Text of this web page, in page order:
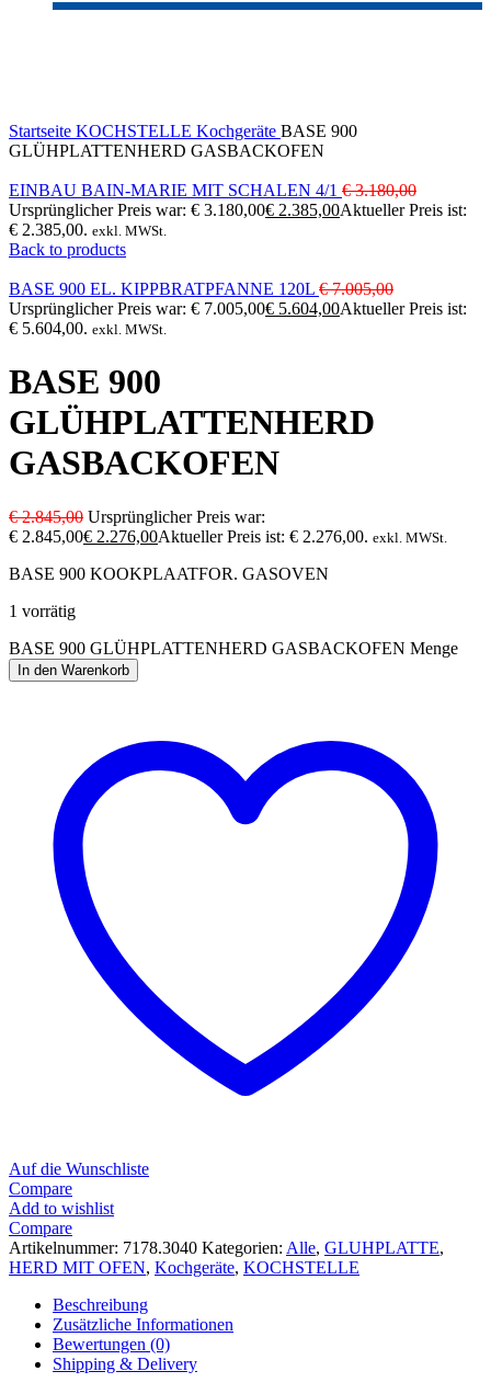
Startseite KOCHSTELLE Kochgeräte BASE 900
GLÜHPLATTENHERD GASBACKOFEN
EINBAU BAIN-MARIE MIT SCHALEN 4/1 €3.180,00
Ursprünglicher Preis war: € 3.180,00€ 2.385,00Aktueller Preis ist:
€ 2.385,00. exkl. MWSt.
Back to products
BASE 900 EL. KIPPBRATPFANNE 120L €7.005,00
Ursprünglicher Preis war: € 7.005,00€ 5.604,00Aktueller Preis ist:
€ 5.604,00. exkl. MWSt.
BASE 900
GLÜHPLATTENHERD
GASBACKOFEN
€2.845,00 Ursprünglicher Preis war:
€ 2.845,00€ 2.276,00Aktueller Preis ist: € 2.276,00. exkl. MWSt.
BASE 900 KOOKPLAATFOR. GASOVEN
1 vorrätig
BASE 900 GLÜHPLATTENHERD GASBACKOFEN Menge
In den Warenkorb
Auf die Wunschliste
Compare
Add to wishlist
Compare
Artikelnummer: 7178.3040 Kategorien: Alle, GLUHPLATTE,
HERD MIT OFEN, Kochgeräte, KOCHSTELLE
Beschreibung
Zusätzliche Informationen
Bewertungen (0)
Shipping & Delivery